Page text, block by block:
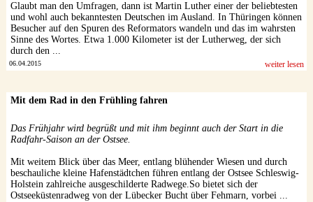
Glaubt man den Umfragen, dann ist Martin Luther einer der beliebtesten
und wohl auch bekanntesten Deutschen im Ausland. In Thüringen können
Besucher auf den Spuren des Reformators wandeln und das im wahrsten
Sinne des Wortes. Etwa 1.000 Kilometer ist der Lutherweg, der sich
durch den ...
06.04.2015 weiter lesen
Mit dem Rad in den Frühling fahren
Das Frühjahr wird begrüßt und mit ihm beginnt auch der Start in die
Radfahr-Saison an der Ostsee.
Mit weitem Blick über das Meer, entlang blühender Wiesen und durch
beschauliche kleine Hafenstädtchen führen entlang der Ostsee Schleswig-
Holstein zahlreiche ausgeschilderte Radwege.So bietet sich der
Ostseeküstenradweg von der Lübecker Bucht über Fehmarn, vorbei ...